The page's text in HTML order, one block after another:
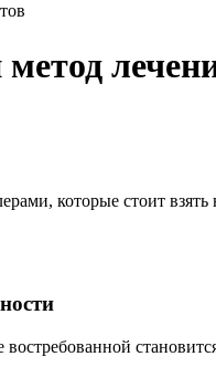
которые стоит взять